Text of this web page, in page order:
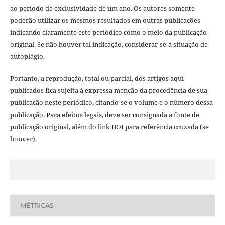
ao período de exclusividade de um ano. Os autores somente
poderão utilizar os mesmos resultados em outras publicações
indicando claramente este periódico como o meio da publicação
original. Se não houver tal indicação, considerar-se-á situação de
autoplágio.
Portanto, a reprodução, total ou parcial, dos artigos aqui
publicados fica sujeita à expressa menção da procedência de sua
publicação neste periódico, citando-se o volume e o número dessa
publicação. Para efeitos legais, deve ser consignada a fonte de
publicação original, além do link DOI para referência cruzada (se
houver).
MÉTRICAS